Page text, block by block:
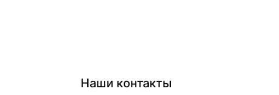
Наши контакты